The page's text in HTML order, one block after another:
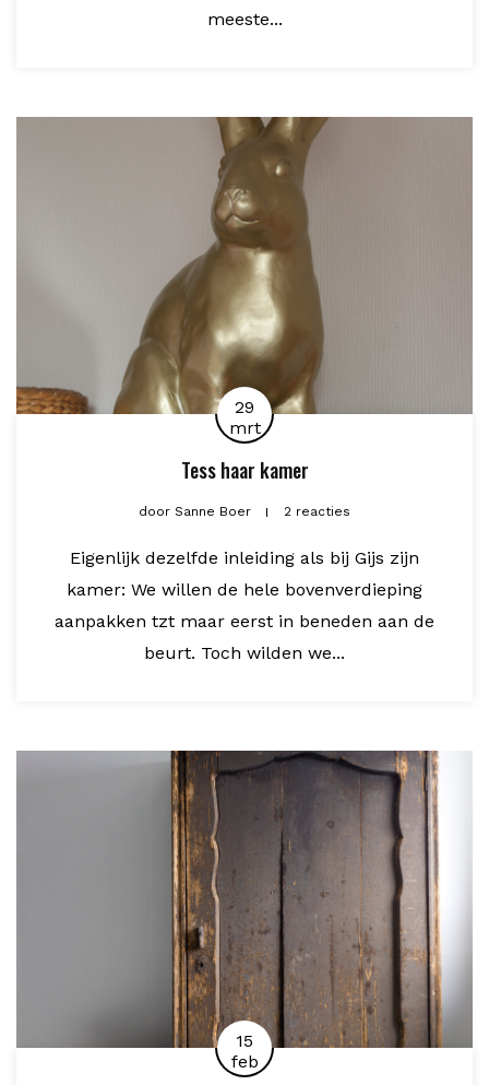
meeste...
29
mrt
Tess haar kamer
door Sanne Boer 2 reacties
Eigenlijk dezelfde inleiding als bij Gijs zijn
kamer: We willen de hele bovenverdieping
aanpakken tzt maar eerst in beneden aan de
beurt. Toch wilden we...
15
feb